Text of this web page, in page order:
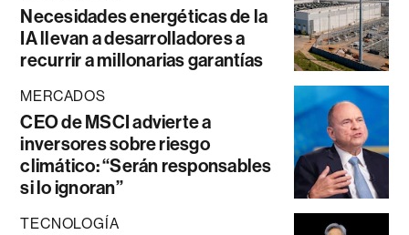
Necesidades energéticas de la
IA llevan a desarrolladores a
recurrir a millonarias garantías
MERCADOS
CEO de MSCI advierte a
inversores sobre riesgo
climático: “Serán responsables
si lo ignoran”
TECNOLOGÍA